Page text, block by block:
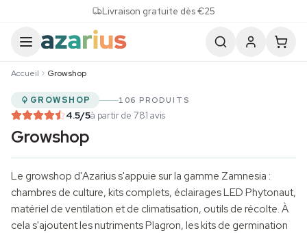
Livraison gratuite dès €25
Accueil Growshop
GROWSHOP 106 PRODUITS
4.5/5à partir de 781 avis
Growshop
Le growshop d'Azarius s'appuie sur la gamme Zamnesia :
chambres de culture, kits complets, éclairages LED Phytonaut,
matériel de ventilation et de climatisation, outils de récolte. À
cela s'ajoutent les nutriments Plagron, les kits de germination